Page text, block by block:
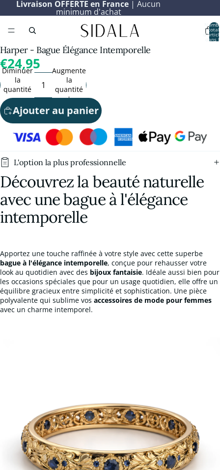
Livraison OFFERTE en France | Aucun
minimum d'achat
total
dans
Harper - Bague Élégance Intemporelle
€24,95
Diminuer
la
quantité
Augmenter
la
quantité
Ajouter au panier
L'option la plus professionnelle
Découvrez la beauté naturelle
avec une bague à l'élégance
intemporelle
Apportez une touche raffinée à votre style avec cette superbe
bague à l'élégance intemporelle, conçue pour rehausser votre
look au quotidien avec des bijoux fantaisie. Idéale aussi bien pour
les occasions spéciales que pour un usage quotidien, elle offre un
équilibre gracieux entre simplicité et sophistication. Une pièce
polyvalente qui sublime vos accessoires de mode pour femmes
avec un charme intemporel.